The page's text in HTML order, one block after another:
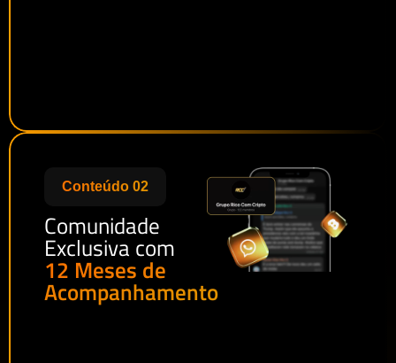
Conteúdo 02
Comunidade
Exclusiva com
12 Meses de
Acompanhamento